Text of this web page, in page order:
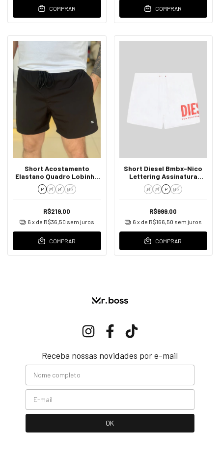
COMPRAR COMPRAR
Short Acostamento
Elastano Quadro Lobinho
Emborrachado Masculino
Preto
P M G GG
R$219,00
6 x de R$36,50 sem juros
COMPRAR
Short Diesel Bmbx-Nico
Lettering Assinatura
Estampado Masculino
G M P GG
R$999,00
6 x de R$166,50 sem juros
COMPRAR
Receba nossas novidades por e-mail